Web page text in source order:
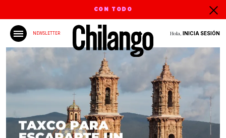
CON TODO
NEWSLETTER Hola, INICIA SESIÓN